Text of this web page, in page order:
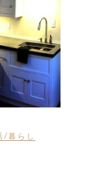
/暮らし